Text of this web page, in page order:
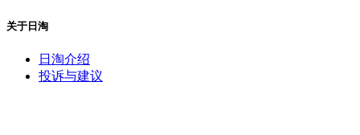
关于日淘
日淘介绍
投诉与建议